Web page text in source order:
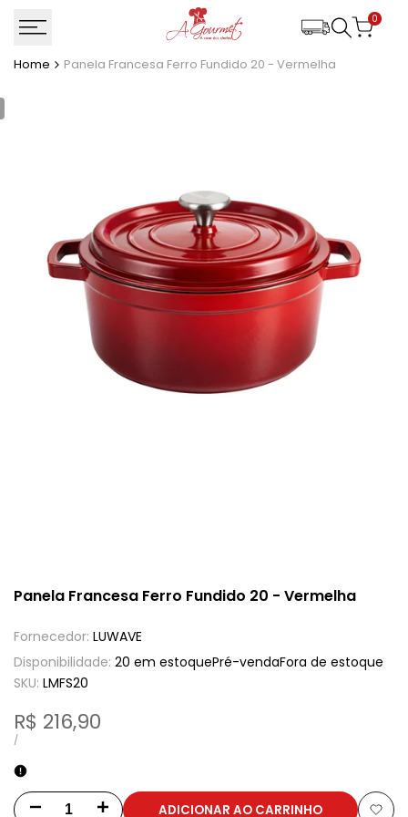
para
conteúdo
0
Home Panela Francesa Ferro Fundido 20 - Vermelha
Panela Francesa Ferro Fundido 20 - Vermelha
Fornecedor: LUWAVE
Disponibilidade: 20 em estoquePré-vendaFora de estoque
SKU: LMFS20
Preço
de
venda
R$ 216,90
PREÇO
/POR
Aumentar Aumentar ADICIONAR AO CARRINHO